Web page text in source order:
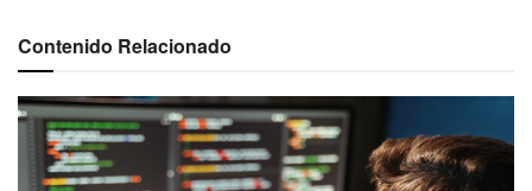
Contenido Relacionado